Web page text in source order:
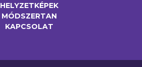
HELYZETKÉPEK
MÓDSZERTAN
KAPCSOLAT